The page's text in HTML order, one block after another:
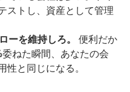
ストし、資産として管理
ーを維持しろ。
便利だか
ねた瞬間、あなたの会
と同じになる。